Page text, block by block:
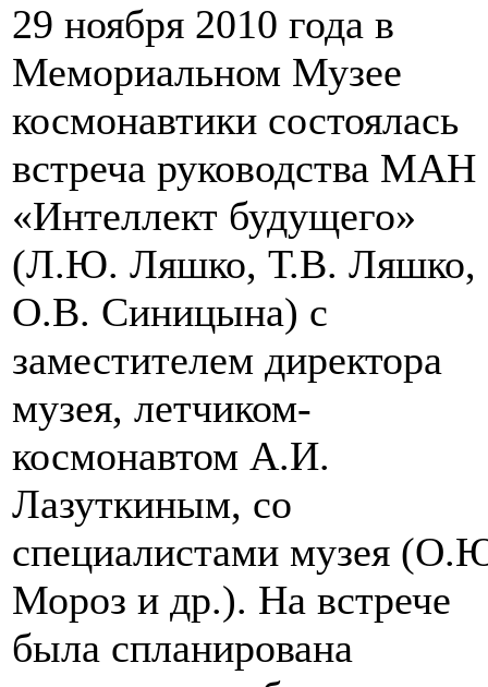
29 ноября 2010 года в
Мемориальном Музее
космонавтики состоялась
встреча руководства МАН
«Интеллект будущего»
(Л.Ю. Ляшко, Т.В. Ляшко,
О.В. Синицына) с
заместителем директора
музея, летчиком-
космонавтом А.И.
Лазуткиным, со
специалистами музея
Мороз и др.). На встрече
была спланирована